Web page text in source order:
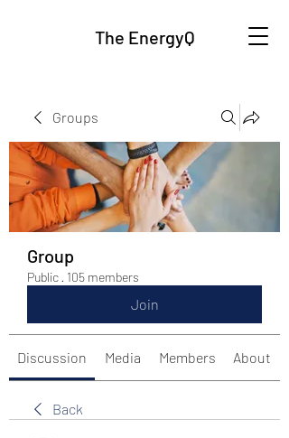
The EnergyQ
Groups
Group
Public · 105 members
Join
Discussion Media Members About
Back